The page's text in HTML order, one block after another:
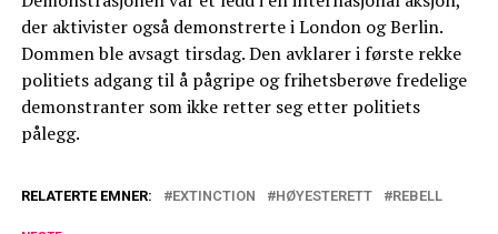
der aktivister også demonstrerte i London og Berlin.
Dommen ble avsagt tirsdag. Den avklarer i første rekke
politiets adgang til å pågripe og frihetsberøve fredelige
demonstranter som ikke retter seg etter politiets
pålegg.
RELATERTE EMNER: EXTINCTION HØYESTERETT REBELL